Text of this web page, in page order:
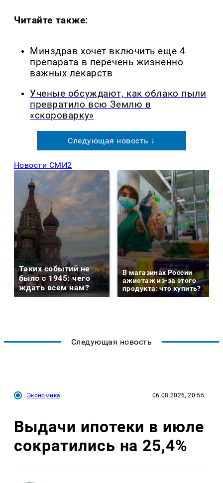
Читайте также:
Минздрав хочет включить еще 4
препарата в перечень жизненно
важных лекарств
Ученые обсуждают, как облако пыли
превратило всю Землю в
«скороварку»
Следующая новость ↓
Новости СМИ2
Таких событий не
было с 1945: чего
ждать всем нам?
В магазинах России
ажиотаж из-за этого
продукта: что купить?
Следующая новость
Экономика 06.08.2026, 20:55
Выдачи ипотеки в июле
сократились на 25,4%